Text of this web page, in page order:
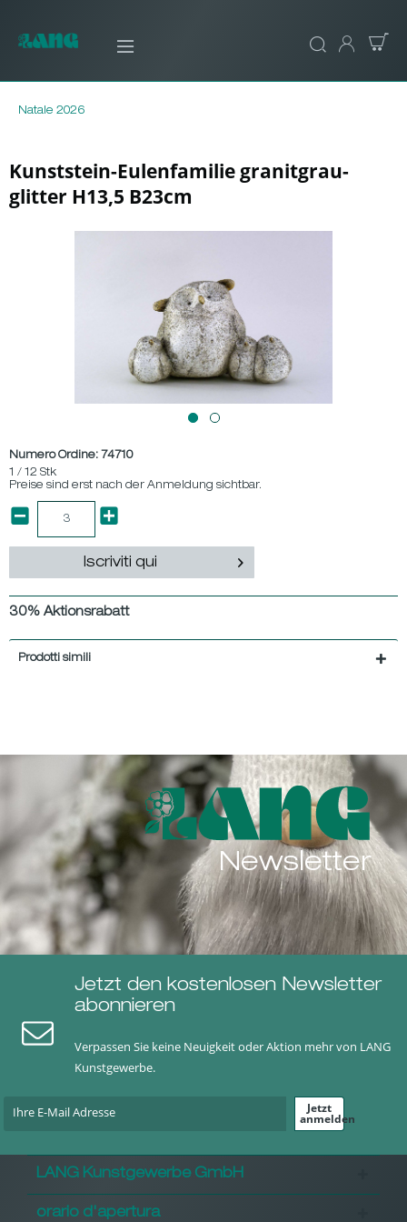
Natale 2026
Kunststein-Eulenfamilie granitgrau-
glitter H13,5 B23cm
Numero Ordine: 74710
1 / 12 Stk
Preise sind erst nach der Anmeldung sichtbar.
Iscriviti qui
30% Aktionsrabatt
Prodotti simili
Newsletter
Jetzt den kostenlosen Newsletter
abonnieren
Verpassen Sie keine Neuigkeit oder Aktion mehr von LANG
Kunstgewerbe.
Jetzt
anmelden
LANG Kunstgewerbe GmbH
orario d'apertura